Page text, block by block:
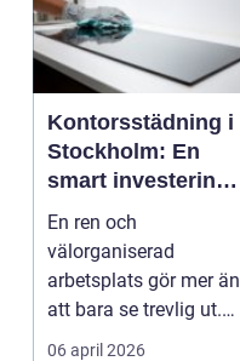
Kontorsstädning i
Stockholm: En
smart investering
för både
människor och
verksamhet
En ren och
välorganiserad
arbetsplats gör mer än
att bara se trevlig ut.
Den på...
06 april 2026